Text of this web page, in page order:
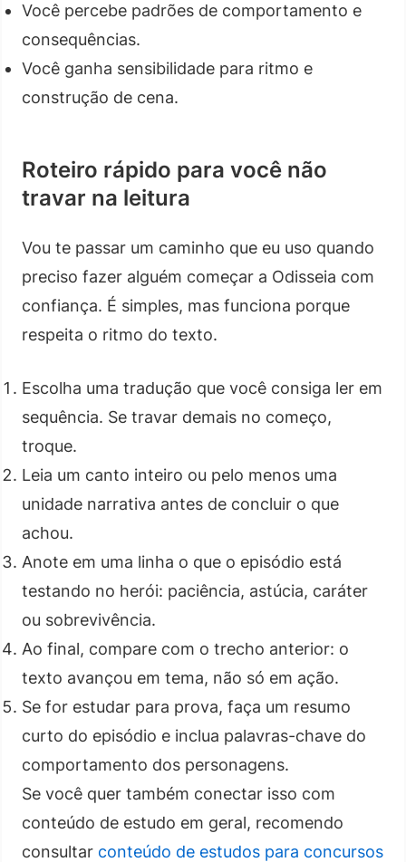
Você percebe padrões de comportamento e
consequências.
Você ganha sensibilidade para ritmo e
construção de cena.
Roteiro rápido para você não
travar na leitura
Vou te passar um caminho que eu uso quando
preciso fazer alguém começar a Odisseia com
confiança. É simples, mas funciona porque
respeita o ritmo do texto.
Escolha uma tradução que você consiga ler em
sequência. Se travar demais no começo,
troque.
Leia um canto inteiro ou pelo menos uma
unidade narrativa antes de concluir o que
achou.
Anote em uma linha o que o episódio está
testando no herói: paciência, astúcia, caráter
ou sobrevivência.
Ao final, compare com o trecho anterior: o
texto avançou em tema, não só em ação.
Se for estudar para prova, faça um resumo
curto do episódio e inclua palavras-chave do
comportamento dos personagens.
Se você quer também conectar isso com
conteúdo de estudo em geral, recomendo
consultar conteúdo de estudos para concursos